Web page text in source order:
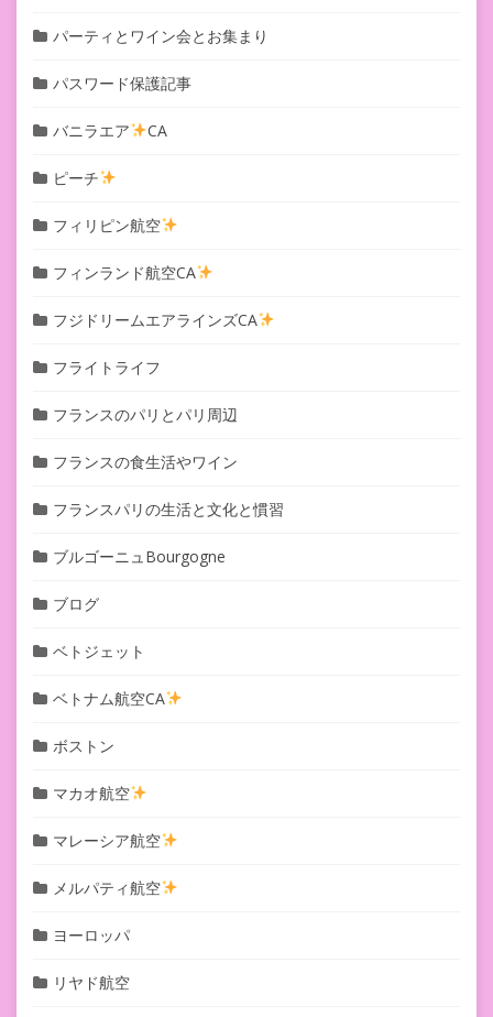
パーティとワイン会とお集まり
パスワード保護記事
バニラエア CA
ピーチ
フィリピン航空
フィンランド航空CA
フジドリームエアラインズCA
フライトライフ
フランスのパリとパリ周辺
フランスの食生活やワイン
フランスパリの生活と文化と慣習
ブルゴーニュBourgogne
ブログ
ベトジェット
ベトナム航空CA
ボストン
マカオ航空
マレーシア航空
メルパティ航空
ヨーロッパ
リヤド航空